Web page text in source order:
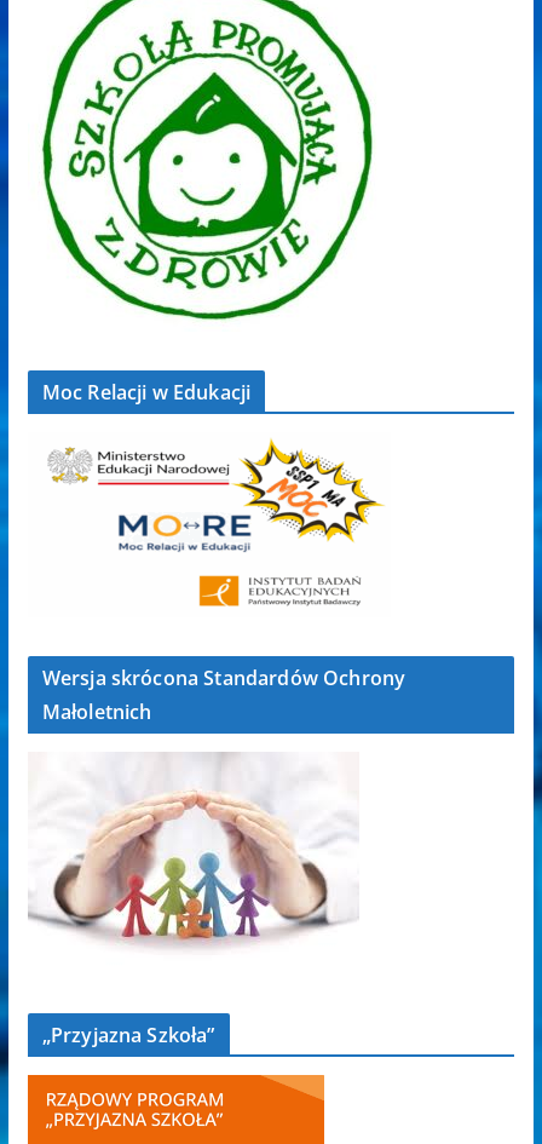
Moc Relacji w Edukacji
Wersja skrócona Standardów Ochrony
Małoletnich
„Przyjazna Szkoła”